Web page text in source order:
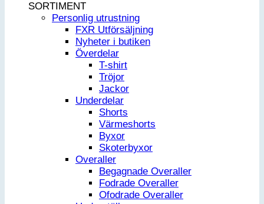
SORTIMENT
Personlig utrustning
FXR Utförsäljning
Nyheter i butiken
Överdelar
T-shirt
Tröjor
Jackor
Underdelar
Shorts
Värmeshorts
Byxor
Skoterbyxor
Overaller
Begagnade Overaller
Fodrade Overaller
Ofodrade Overaller